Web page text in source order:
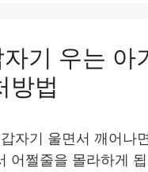
기 우는 아
방법
자기 울면서 깨어나
어쩔줄을 몰라하게